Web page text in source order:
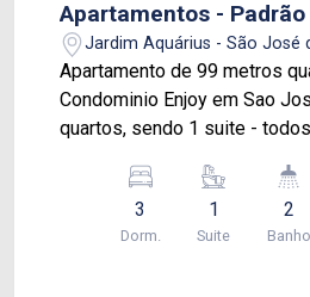
Apartamentos - Padrão
Jardim Aquárius - São José
Apartamento de 99 metros
Condominio Enjoy em Sao
quartos, sendo 1 suite -
garagem Sala ampla com 2 ambientes Varanda
gourmet com cortina de vidro
cozinha Cozinha planejada estilo americana
3
Dorm.
1
Suite
2
Banho